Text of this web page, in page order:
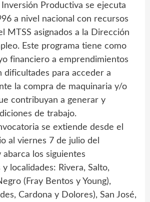
Inversión Productiva se ejecuta
a nivel nacional con recursos
MTSS asignados a la Dirección
Este programa tiene como
financiero a emprendimientos
dificultades para acceder a
la compra de maquinaria y/o
contribuyan a generar y
de trabajo.
se extiende desde el
al viernes 7 de julio del
los siguientes
localidades: Rivera, Salto,
(Fray Bentos y Young),
Cardona y Dolores), San José,